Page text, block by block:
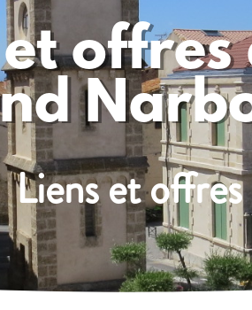
offres
Liens et offres